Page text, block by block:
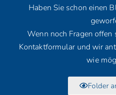
Haben Sie schon einen
Wenn noch Fragen offen
Kontaktformular und wir
wie
Folder